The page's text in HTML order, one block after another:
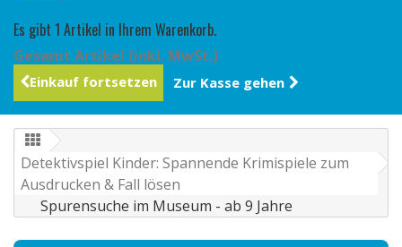
Es gibt 1 Artikel in Ihrem Warenkorb.
Gesamt Artikel (inkl. MwSt.)
Einkauf fortsetzen Zur Kasse gehen
Detektivspiel Kinder: Spannende Krimispiele zum
Ausdrucken & Fall lösen
Spurensuche im Museum - ab 9 Jahre